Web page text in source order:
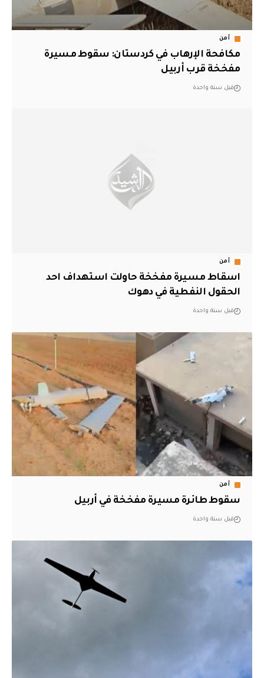
أمن
مكافحة الإرهاب في كردستان: سقوط مسيرة
مفخخة قرب أربيل
قبل سنة واحدة
أمن
اسقاط مسيرة مفخخة حاولت استهداف احد
الحقول النفطية في دهوك
قبل سنة واحدة
أمن
سقوط طائرة مسيرة مفخخة في أربيل
قبل سنة واحدة